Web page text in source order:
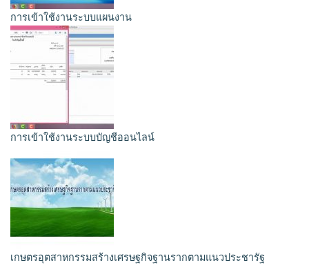
การเข้าใช้งานระบบแผนงาน
การเข้าใช้งานระบบบัญชีออนไลน์
เกษตรอุตสาหกรรมสร้างเศรษฐกิจฐานรากตามแนวประชารัฐ